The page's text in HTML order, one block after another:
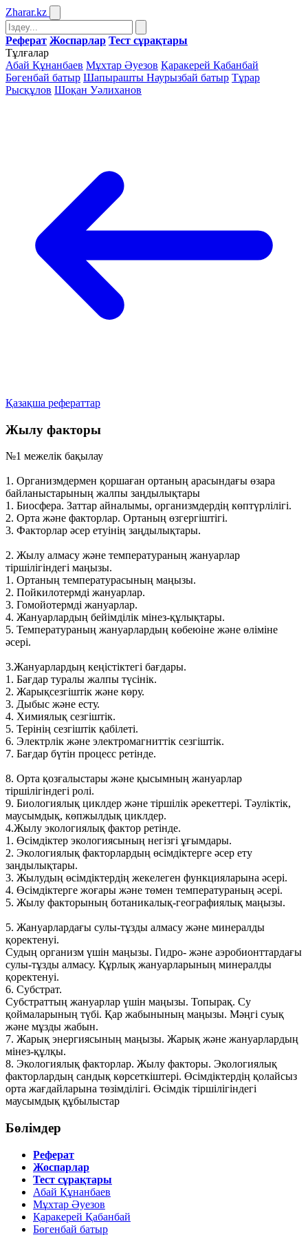
Zharar.kz
Реферат Жоспарлар Тест сұрақтары
Тұлғалар
Абай Құнанбаев Мұхтар Әуезов Қаракерей Қабанбай
Бөгенбай батыр Шапырашты Наурызбай батыр Тұрар
Рысқұлов Шоқан Уәлиханов
Қазақша рефераттар
Жылу факторы
№1 межелік бақылау
1. Организмдермен қоршаған ортаның арасындағы өзара
байланыстарының жалпы заңдылықтары
1. Биосфера. Заттар айналымы, организмдердің көптүрлілігі.
2. Орта және факторлар. Ортаның өзгергіштігі.
3. Факторлар әсер етуінің заңдылықтары.
2. Жылу алмасу және температураның жануарлар
тіршілігіндегі маңызы.
1. Ортаның температурасының маңызы.
2. Пойкилотермді жануарлар.
3. Гомойотермді жануарлар.
4. Жануарлардың бейімділік мінез-құлықтары.
5. Температураның жануарлардың көбеюіне және өліміне
әсері.
3.Жануарлардың кеңістіктегі бағдары.
1. Бағдар туралы жалпы түсінік.
2. Жарықсезгіштік және көру.
3. Дыбыс және есту.
4. Химиялық сезгіштік.
5. Терінің сезгіштік қабілеті.
6. Электрлік және электромагниттік сезгіштік.
7. Бағдар бүтін процесс ретінде.
8. Орта қозғалыстары және қысымның жануарлар
тіршілігіндегі ролі.
9. Биологиялық циклдер және тіршілік әрекеттері. Тәуліктік,
маусымдық, көпжылдық циклдер.
4.Жылу экологиялық фактор ретінде.
1. Өсімдіктер экологиясының негізгі ұғымдары.
2. Экологиялық факторлардың өсімдіктерге әсер ету
заңдылықтары.
3. Жылудың өсімдіктердің жекелеген функцияларына әсері.
4. Өсімдіктерге жоғары және төмен температураның әсері.
5. Жылу факторының ботаникалық-географиялық маңызы.
5. Жануарлардағы сулы-тұзды алмасу және минералды
қоректенуі.
Судың организм үшін маңызы. Гидро- және аэробионттардағы
сулы-тұзды алмасу. Құрлық жануарларының минералды
қоректенуі.
6. Субстрат.
Субстраттың жануарлар үшін маңызы. Топырақ. Су
қоймаларының түбі. Қар жабынының маңызы. Мәңгі суық
және мұзды жабын.
7. Жарық энергиясының маңызы. Жарық және жануарлардың
мінез-құлқы.
8. Экологиялық факторлар. Жылу факторы. Экологиялық
факторлардың сандық көрсеткіштері. Өсімдіктердің қолайсыз
орта жағдайларына төзімділігі. Өсімдік тіршілігіндегі
маусымдық құбылыстар
Бөлімдер
Реферат
Жоспарлар
Тест сұрақтары
Абай Құнанбаев
Мұхтар Әуезов
Қаракерей Қабанбай
Бөгенбай батыр